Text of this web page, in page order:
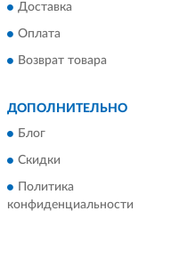
Доставка
Оплата
Возврат товара
ДОПОЛНИТЕЛЬНО
Блог
Скидки
Политика
конфиденциальности